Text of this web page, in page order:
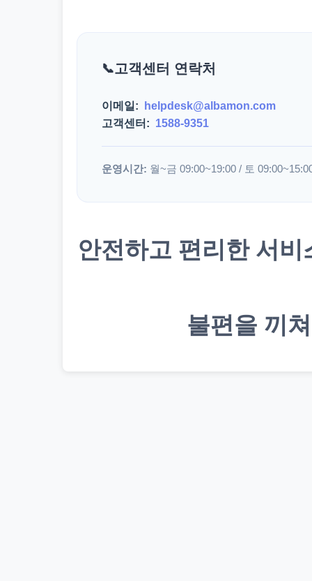
고객센터 연락처
이메일:
helpdesk@albamon.com
고객센터: 1588-9351
운영시간: 월~금 09:00~19:00 / 토
안전하고 편리한 서
불편을 끼